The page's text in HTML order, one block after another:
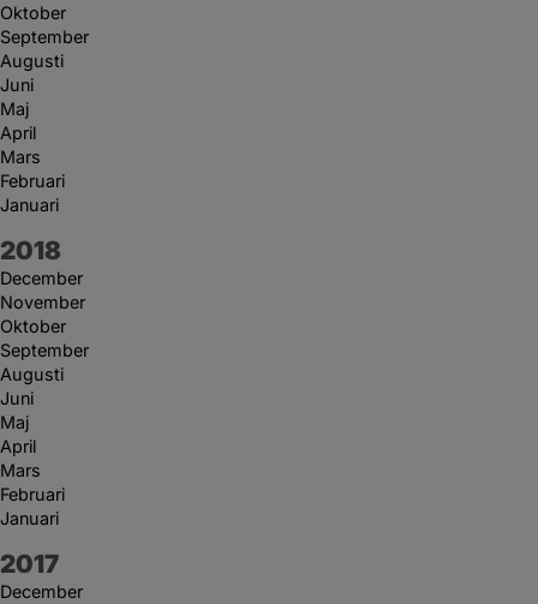
Oktober
September
Augusti
Juni
Maj
April
Mars
Februari
Januari
År:
2018
December
November
Oktober
September
Augusti
Juni
Maj
April
Mars
Februari
Januari
År:
2017
December